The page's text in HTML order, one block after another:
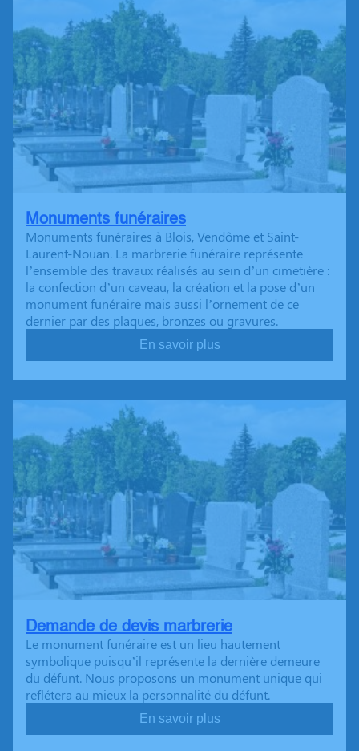
Monuments funéraires
Monuments funéraires à Blois, Vendôme et Saint-
Laurent-Nouan. La marbrerie funéraire représente
l’ensemble des travaux réalisés au sein d’un cimetière :
la confection d’un caveau, la création et la pose d’un
monument funéraire mais aussi l’ornement de ce
dernier par des plaques, bronzes ou gravures.
En savoir plus
Demande de devis marbrerie
Le monument funéraire est un lieu hautement
symbolique puisqu’il représente la dernière demeure
du défunt. Nous proposons un monument unique qui
reflétera au mieux la personnalité du défunt.
En savoir plus